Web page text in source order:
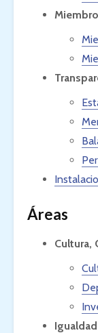
Áreas
Cultura,